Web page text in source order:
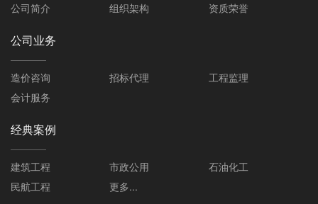
公司简介 组织架构 资质荣誉
公司业务
造价咨询 招标代理
工程监理
会计服务
经典案例
建筑工程 市政公用
石油化工
民航工程
更多...